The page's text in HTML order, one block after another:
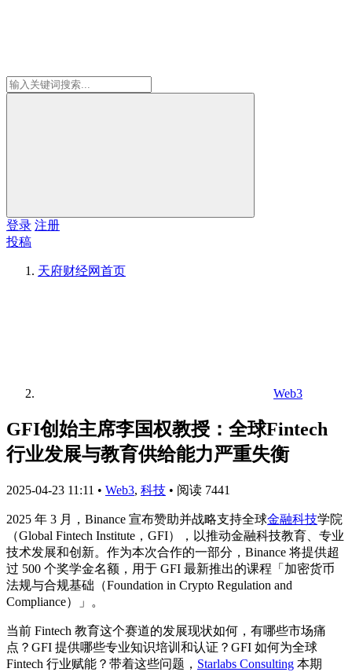
登录 注册
投稿
天府财经网首页
Web3
GFI创始主席李国权教授：全球Fintech
行业发展与教育供给能力严重失衡
2025-04-23 11:11 • Web3, 科技 • 阅读 7441
2025 年 3 月，Binance 宣布赞助并战略支持全球金融科技学院
（Global Fintech Institute，GFI），以推动金融科技教育、专业
技术发展和创新。作为本次合作的一部分，Binance 将提供超
过 500 个奖学金名额，用于 GFI 最新推出的课程「加密货币
法规与合规基础（Foundation in Crypto Regulation and
Compliance）」。
当前 Fintech 教育这个赛道的发展现状如何，有哪些市场痛
点？GFI 提供哪些专业知识培训和认证？GFI 如何为全球
Fintech 行业赋能？带着这些问题， Starlabs Consulting 本期